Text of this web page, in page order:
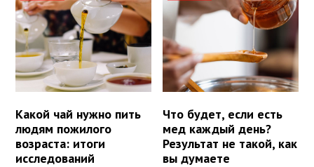
Какой чай нужно пить
людям пожилого
возраста: итоги
исследований
Что будет, если есть
мед каждый день?
Результат не такой, как
вы думаете